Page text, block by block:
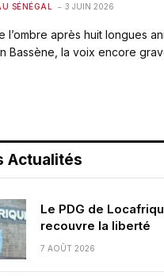
SÉNÉGAL 3 JUIN 2026
l’ombre après huit longues
Bassène, la voix encore
Actualités
Le PDG de
recouvre la liberté
7 AOÛT 2026